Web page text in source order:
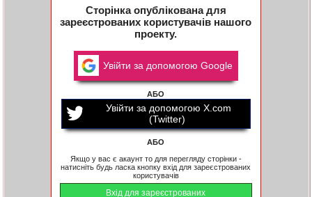
Сторінка опублікована для
зареєстрованих користувачів нашого
проекту.
Увійти за допомогою Google
АБО
Увійти за допомогою X.com
(Twitter)
АБО
Якщо у вас є акаунт то для перегляду сторінки -
натисніть будь ласка кнопку вхід для зареєстрованих
користувачів
Вхід для зареєстрованих